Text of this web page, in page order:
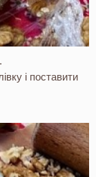
і поставити